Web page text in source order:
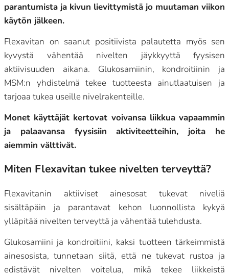
parantumista ja kivun lievittymistä jo muutaman viikon
käytön jälkeen.
Flexavitan on saanut positiivista palautetta myös sen
kyvystä vähentää nivelten jäykkyyttä fyysisen
aktiivisuuden aikana. Glukosamiinin, kondroitiinin ja
MSM:n yhdistelmä tekee tuotteesta ainutlaatuisen ja
tarjoaa tukea useille nivelrakenteille.
Monet käyttäjät kertovat voivansa liikkua vapaammin
ja palaavansa fyysisiin aktiviteetteihin, joita he
aiemmin välttivät.
Miten Flexavitan tukee nivelten terveyttä?
Flexavitanin aktiiviset ainesosat tukevat niveliä
sisältäpäin ja parantavat kehon luonnollista kykyä
ylläpitää nivelten terveyttä ja vähentää tulehdusta.
Glukosamiini ja kondroitiini, kaksi tuotteen tärkeimmistä
ainesosista, tunnetaan siitä, että ne tukevat rustoa ja
edistävät nivelten voitelua, mikä tekee liikkeistä